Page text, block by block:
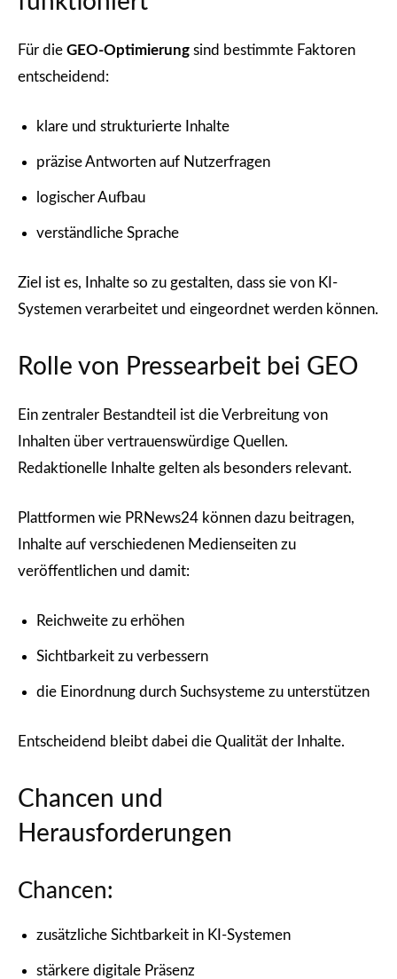
Für die GEO-Optimierung sind bestimmte Faktoren
entscheidend:
klare und strukturierte Inhalte
präzise Antworten auf Nutzerfragen
logischer Aufbau
verständliche Sprache
Ziel ist es, Inhalte so zu gestalten, dass sie von KI-
Systemen verarbeitet und eingeordnet werden können.
Rolle von Pressearbeit bei GEO
Ein zentraler Bestandteil ist die Verbreitung von
Inhalten über vertrauenswürdige Quellen.
Redaktionelle Inhalte gelten als besonders relevant.
Plattformen wie PRNews24 können dazu beitragen,
Inhalte auf verschiedenen Medienseiten zu
veröffentlichen und damit:
Reichweite zu erhöhen
Sichtbarkeit zu verbessern
die Einordnung durch Suchsysteme zu unterstützen
Entscheidend bleibt dabei die Qualität der Inhalte.
Chancen und
Herausforderungen
Chancen:
zusätzliche Sichtbarkeit in KI-Systemen
stärkere digitale Präsenz